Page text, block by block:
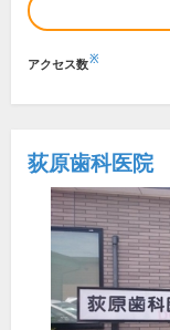
アクセス数※
荻原歯科医院